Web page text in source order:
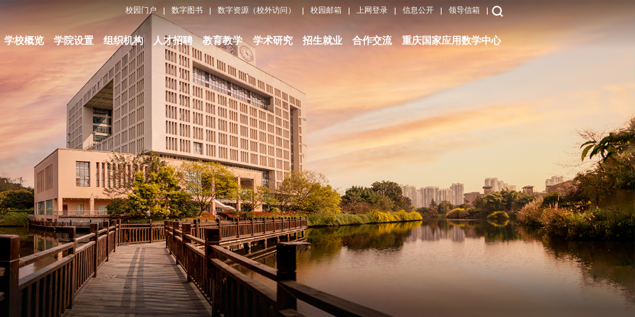
校园门户 数字图书 数字资源（校外访问） 校园邮箱 上网登录 信息公开 领导信箱
学校概览 学院设置 组织机构 人才招聘 教育教学 学术研究 招生就业 合作交流 重庆国家应用数学中心